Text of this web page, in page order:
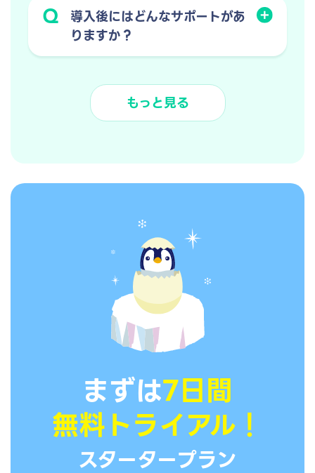
Q
導入後にはどんなサポートがあ
りますか？
もっと見る
まずは7日間
無料トライアル！
スタータープラン